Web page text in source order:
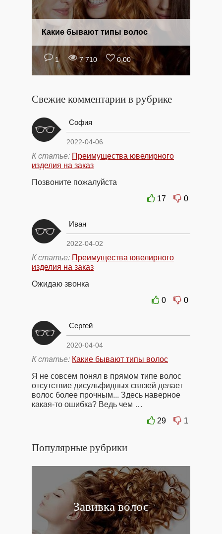
1 7 710 0,00
Какие бывают типы волос
Свежие комментарии в рубрике
София
2022-04-06
К статье: Преимущества ювелирного
изделия на заказ
Позвоните пожалуйста
17
0
Иван
2022-04-02
К статье: Преимущества ювелирного
изделия на заказ
Ожидаю звонка
0
0
Сергей
2020-04-04
К статье: Какие бывают типы волос
Я не совсем понял в прямом типе волос
отсутствие дисульфидных связей делает
волос более прочным... Здесь наверное
какая-то ошибка? Ведь чем …
29
1
Популярные рубрики
Завивка волос